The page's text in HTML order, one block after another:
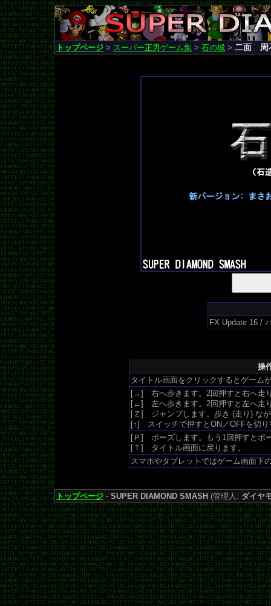
トップページ > スーパー正男ゲーム集 > 石の城 > 二面 周
FX Update 16 /
操
タイトル画面をクリックするとゲーム
[→] 右へ歩きます。2回押すと右へ走
[←] 左へ歩きます。2回押すと左へ走
[Ｚ] ジャンプします。歩き (走り) な
[↑] スイッチで押すとON／OFFを切り
[Ｐ] ポーズします。もう1回押すとポ
[Ｔ] タイトル画面に戻ります。
スマホやタブレットではゲーム画面下
トップページ - SUPER DIAMOND SMASH (管理人: ダイヤ